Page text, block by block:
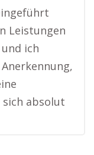
Leistungen
ich
absolut